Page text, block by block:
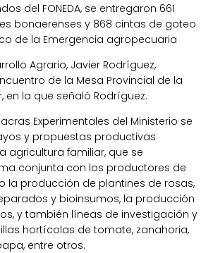
del FONEDA, se entregaron 661
bonaerenses y 868 cintas de goteo
de la Emergencia agropecuaria
Agrario, Javier Rodríguez,
de la Mesa Provincial de la
en la que señaló Rodríguez.
Experimentales del Ministerio se
y propuestas productivas
agricultura familiar, que se
conjunta con los productores de
la producción de plantines de rosas,
y bioinsumos, la producción
y también líneas de investigación y
hortícolas de tomate, zanahoria,
entre otros.